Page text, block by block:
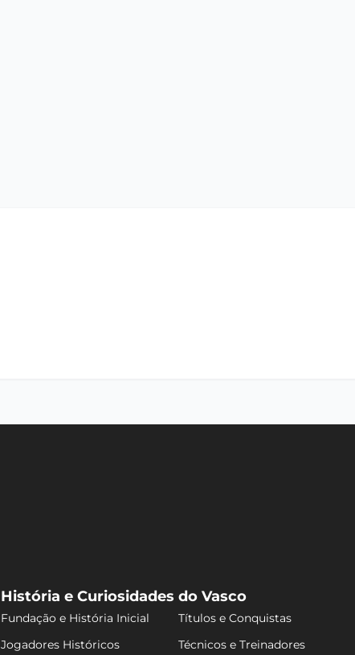
História e Curiosidades do Vasco
Fundação e História Inicial
Títulos e Conquistas
Jogadores Históricos
Técnicos e Treinadores